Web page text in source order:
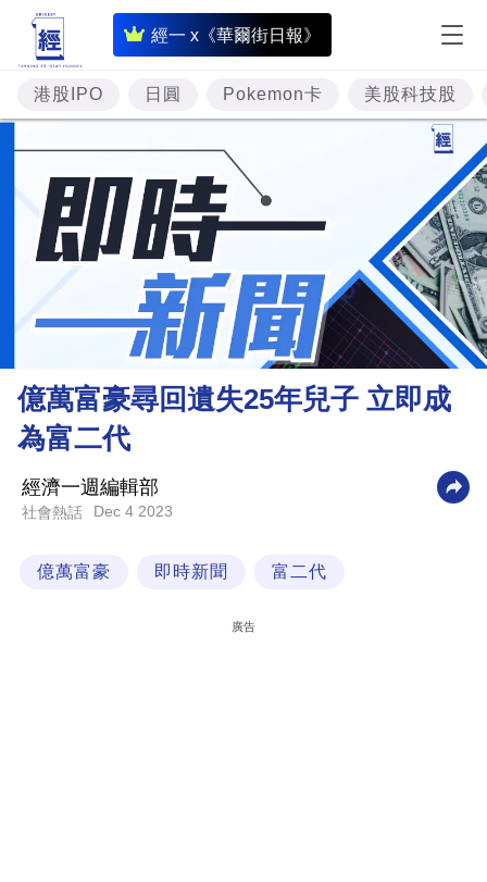
經一 x《華爾街日報》
即
時
財
經
專
題
投
資
樓
市
財
業
科
港股IPO 日圓 Pokemon卡 美股科技股
億萬富豪尋回遺失25年兒子 立即成
為富二代
經濟一週編輯部
社會熱話 Dec 4 2023
億萬富豪 即時新聞 富二代
廣告